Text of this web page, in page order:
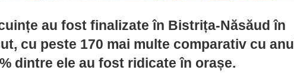
au fost finalizate în Bistrița-Năsăud în
cu peste 170 mai multe comparativ cu anul
dintre ele au fost ridicate în orașe.